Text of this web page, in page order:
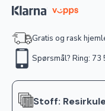
Gratis og rask
Spørsmål? Ring: 73
Stoff: